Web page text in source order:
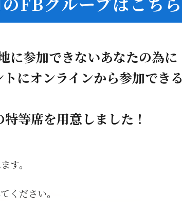
に参加できないあなたの為に
にオンラインから参加できる
等席を用意しました！
す。
ください。